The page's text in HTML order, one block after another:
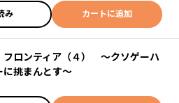
み カートに追加
フロンティア（４） ～クソゲーハ
挑まんとす～